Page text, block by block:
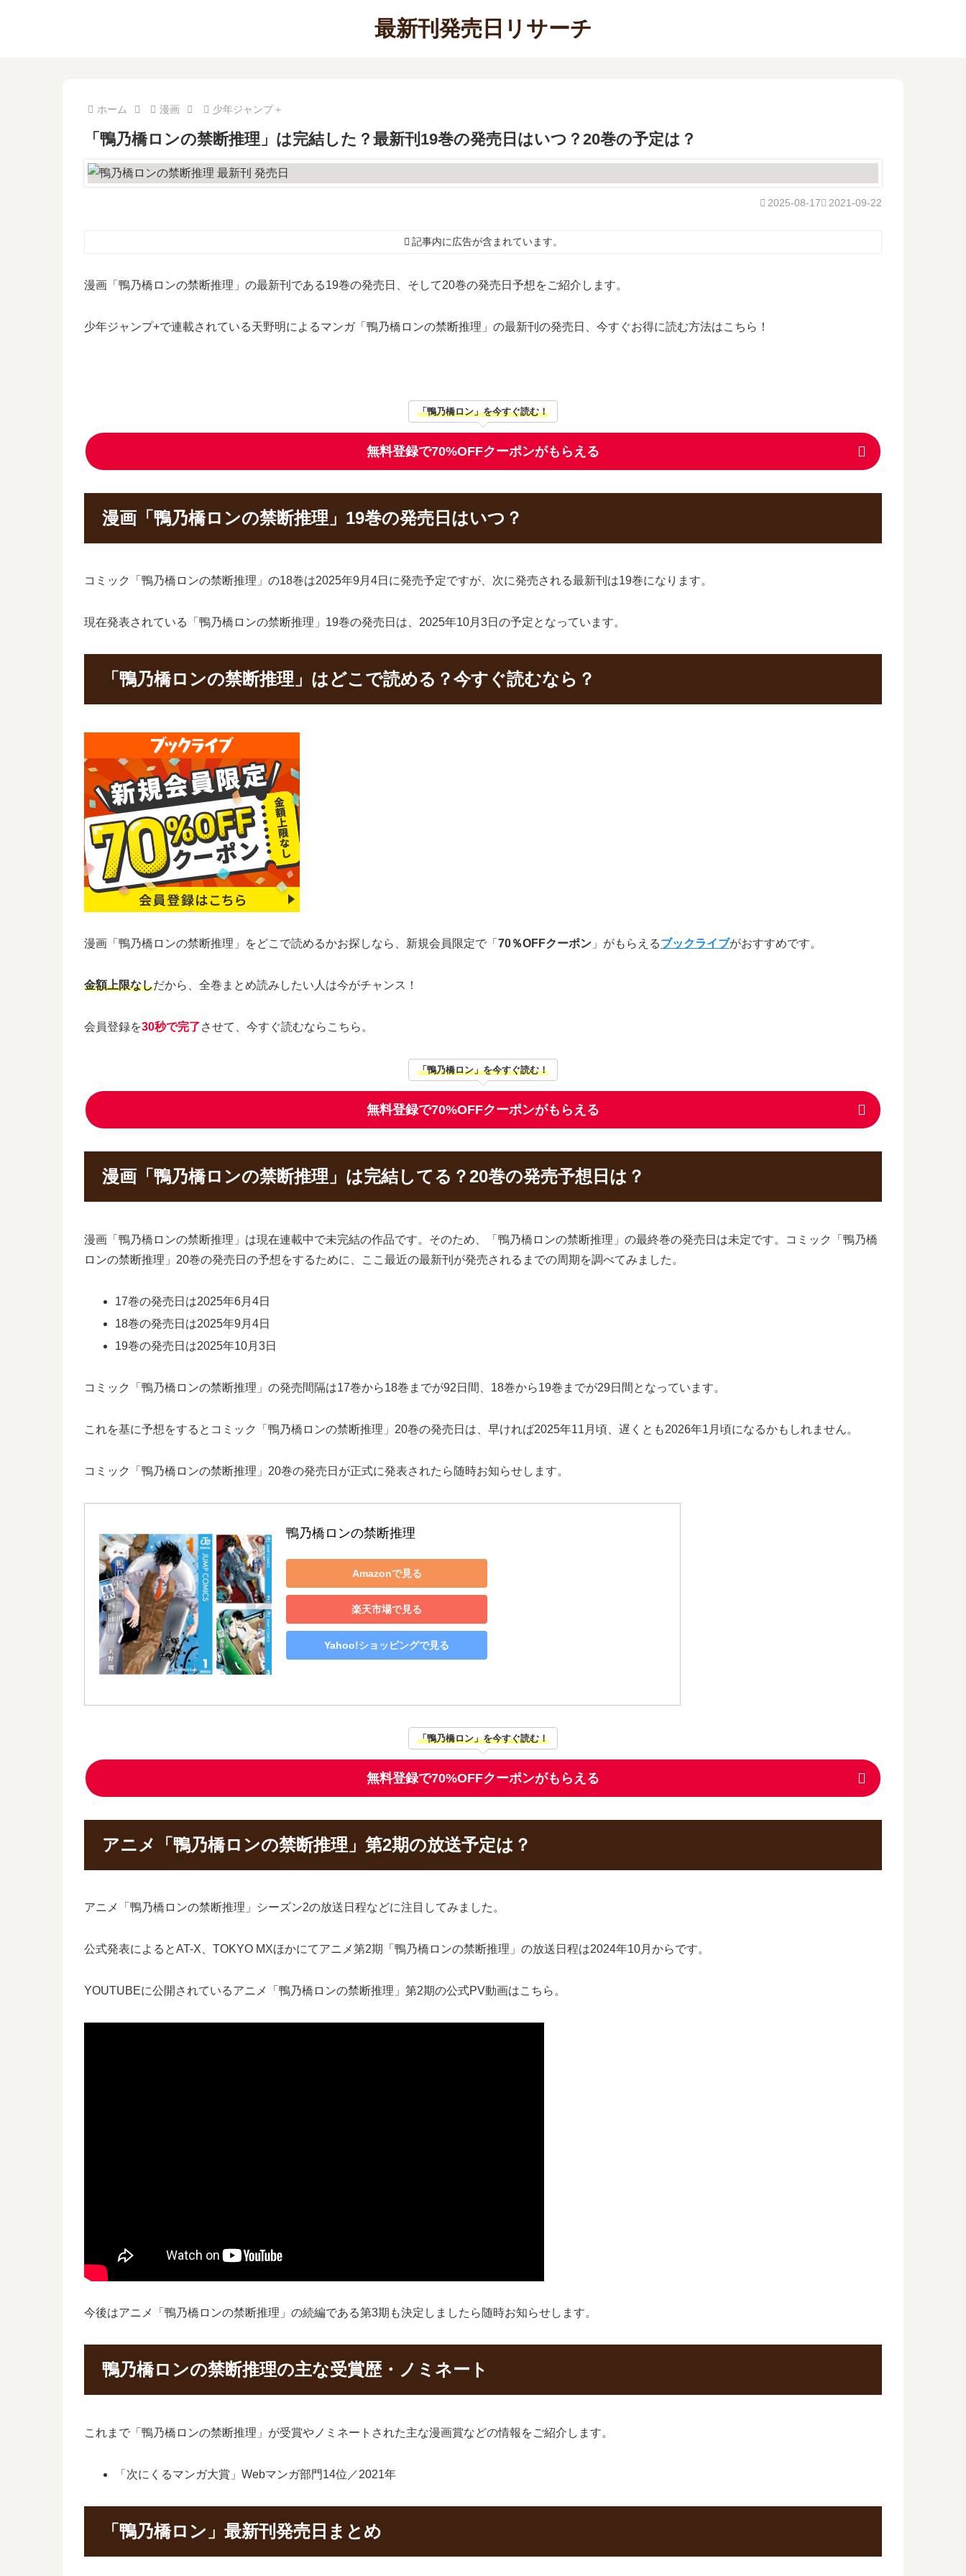
最新刊発売日リサーチ
ホーム 漫画 少年ジャンプ＋
「鴨乃橋ロンの禁断推理」は完結した？最新刊19巻の発売日はいつ？20巻の予定は？
2021-09-22
2025-08-17
記事内に広告が含まれています。
漫画「鴨乃橋ロンの禁断推理」の最新刊である19巻の発売日、そして20巻の発売日予想をご紹介します。
少年ジャンプ+で連載されている天野明によるマンガ「鴨乃橋ロンの禁断推理」の最新刊の発売日、今すぐお得に読む方法はこちら！
「鴨乃橋ロン」を今すぐ読む！
無料登録で70%OFFクーポンがもらえる
漫画「鴨乃橋ロンの禁断推理」19巻の発売日はいつ？
コミック「鴨乃橋ロンの禁断推理」の18巻は2025年9月4日に発売予定ですが、次に発売される最新刊は19巻になります。
現在発表されている「鴨乃橋ロンの禁断推理」19巻の発売日は、2025年10月3日の予定となっています。
「鴨乃橋ロンの禁断推理」はどこで読める？今すぐ読むなら？
漫画「鴨乃橋ロンの禁断推理」をどこで読めるかお探しなら、新規会員限定で「 70％OFFクーポン 」がもらえるブックライブがおすすめです。
金額上限なしだから、全巻まとめ読みしたい人は今がチャンス！
会員登録を30秒で完了させて、今すぐ読むならこちら。
「鴨乃橋ロン」を今すぐ読む！
無料登録で70%OFFクーポンがもらえる
漫画「鴨乃橋ロンの禁断推理」は完結してる？20巻の発売予想日は？
漫画「鴨乃橋ロンの禁断推理」は現在連載中で未完結の作品です。そのため、「鴨乃橋ロンの禁断推理」の最終巻の発売日は未定です。コミック「鴨乃橋
ロンの禁断推理」20巻の発売日の予想をするために、ここ最近の最新刊が発売されるまでの周期を調べてみました。
17巻の発売日は2025年6月4日
18巻の発売日は2025年9月4日
19巻の発売日は2025年10月3日
コミック「鴨乃橋ロンの禁断推理」の発売間隔は17巻から18巻までが92日間、18巻から19巻までが29日間となっています。
これを基に予想をするとコミック「鴨乃橋ロンの禁断推理」20巻の発売日は、早ければ2025年11月頃、遅くとも2026年1月頃になるかもしれません。
コミック「鴨乃橋ロンの禁断推理」20巻の発売日が正式に発表されたら随時お知らせします。
鴨乃橋ロンの禁断推理
Amazonで見る
楽天市場で見る
Yahoo!ショッピングで見る
「鴨乃橋ロン」を今すぐ読む！
無料登録で70%OFFクーポンがもらえる
アニメ「鴨乃橋ロンの禁断推理」第2期の放送予定は？
アニメ「鴨乃橋ロンの禁断推理」シーズン2の放送日程などに注目してみました。
公式発表によるとAT-X、TOKYO MXほかにてアニメ第2期「鴨乃橋ロンの禁断推理」の放送日程は2024年10月からです。
YOUTUBEに公開されているアニメ「鴨乃橋ロンの禁断推理」第2期の公式PV動画はこちら。
今後はアニメ「鴨乃橋ロンの禁断推理」の続編である第3期も決定しましたら随時お知らせします。
鴨乃橋ロンの禁断推理の主な受賞歴・ノミネート
これまで「鴨乃橋ロンの禁断推理」が受賞やノミネートされた主な漫画賞などの情報をご紹介します。
「次にくるマンガ大賞」Webマンガ部門14位／2021年
「鴨乃橋ロン」最新刊発売日まとめ